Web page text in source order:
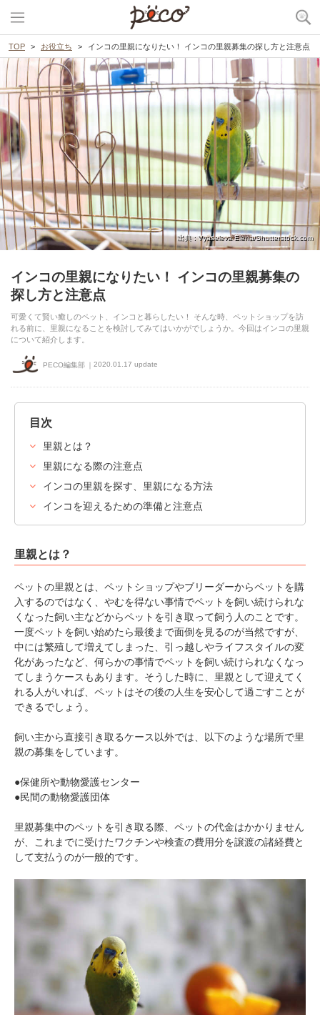
TOP お役立ち インコの里親になりたい！ インコの里親募集の探し方と注意点
出典 : Vyaseleva Elena/Shutterstock.com
インコの里親になりたい！ インコの里親募集の
探し方と注意点
可愛くて賢い癒しのペット、インコと暮らしたい！ そんな時、ペットショップを訪
れる前に、里親になることを検討してみてはいかがでしょうか。今回はインコの里親
について紹介します。
PECO編集部 2020.01.17 update
目次
里親とは？
里親になる際の注意点
インコの里親を探す、里親になる方法
インコを迎えるための準備と注意点
里親とは？
ペットの里親とは、ペットショップやブリーダーからペットを購
入するのではなく、やむを得ない事情でペットを飼い続けられな
くなった飼い主などからペットを引き取って飼う人のことです。
一度ペットを飼い始めたら最後まで面倒を見るのが当然ですが、
中には繁殖して増えてしまった、引っ越しやライフスタイルの変
化があったなど、何らかの事情でペットを飼い続けられなくなっ
てしまうケースもあります。そうした時に、里親として迎えてく
れる人がいれば、ペットはその後の人生を安心して過ごすことが
できるでしょう。
飼い主から直接引き取るケース以外では、以下のような場所で里
親の募集をしています。
●保健所や動物愛護センター
●民間の動物愛護団体
里親募集中のペットを引き取る際、ペットの代金はかかりません
が、これまでに受けたワクチンや検査の費用分を譲渡の諸経費と
して支払うのが一般的です。